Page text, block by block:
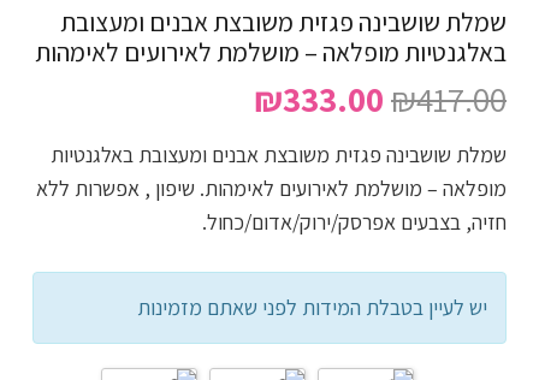
שמלת שושבינה פגזית משובצת אבנים ומעצובת
באלגנטיות מופלאה – מושלמת לאירועים לאימהות
₪417.00 המחיר
היה:
₪417.00.
₪333.00
הוא:
₪333.00.
שמלת שושבינה פגזית משובצת אבנים ומעצובת באלגנטיות
מופלאה – מושלמת לאירועים לאימהות. שיפון , אפשרות ללא
חזיה, בצבעים אפרסק/ירוק/אדום/כחול.
יש לעיין בטבלת המידות לפני שאתם מזמינות